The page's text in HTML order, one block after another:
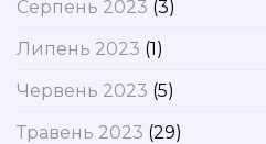
Серпень 2023 (3)
Липень 2023 (1)
Червень 2023 (5)
Травень 2023 (29)